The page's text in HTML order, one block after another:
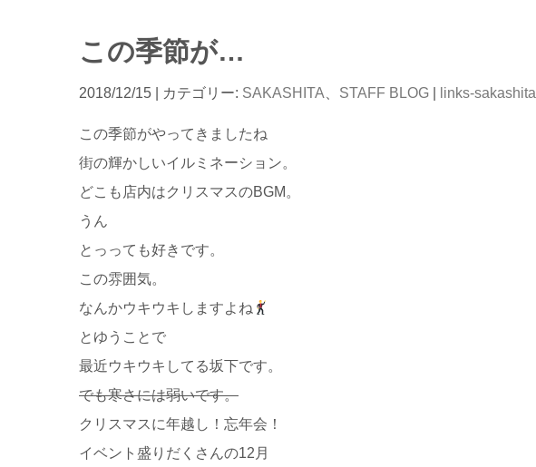
この季節が…
2018/12/15 | カテゴリー: SAKASHITA STAFF BLOG links-sakashita
この季節がやってきましたね
街の輝かしいイルミネーション。
どこも店内はクリスマスのBGM。
うん
とっっても好きです。
この雰囲気。
なんかウキウキしますよね
とゆうことで
最近ウキウキしてる坂下です。
でも寒さには弱いです。
クリスマスに年越し！忘年会！
イベント盛りだくさんの12月